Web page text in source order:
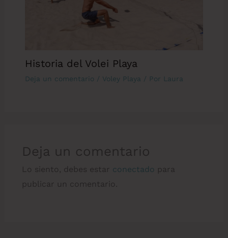
Historia del Volei Playa
Deja un comentario / Voley Playa / Por Laura
Deja un comentario
Lo siento, debes estar conectado para
publicar un comentario.